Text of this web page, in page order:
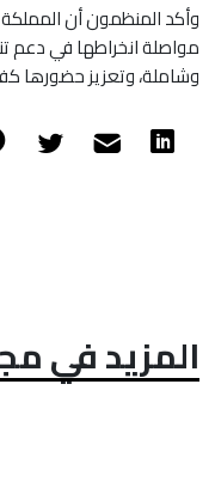
وأكد المنظمون أن المملكة
مواصلة انخراطها في دعم
وشاملة، وتعزيز حضورها
المزيد في